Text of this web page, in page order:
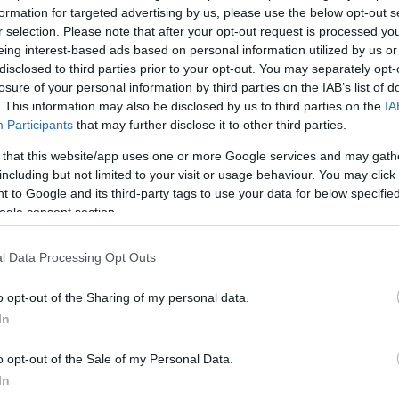
for targeted advertising by us, please use the below opt-out
selection. Please note that after your opt-out request is processed
interest-based ads based on personal information utilized by us
to third parties prior to your opt-out. You may separately
of your personal information by third parties on the IAB’s list of
This information may also be disclosed by us to third parties on the
Participants that may further disclose it to other third parties.
that this website/app uses one or more Google services and may
but not limited to your visit or usage behaviour. You may
to Google and its third-party tags to use your data for below
consent section.
Data Processing Opt Outs
opt-out of the Sharing of my personal data.
opt-out of the Sale of my Personal Data.
Turán Frici nyerte meg a Diósgyőr
Rallyt, Német Gábor lecsúszott a
dobogóról